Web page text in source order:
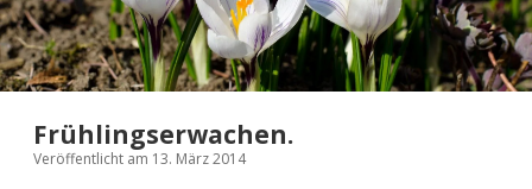
Frühlingserwachen.
Veröffentlicht am 13. März 2014